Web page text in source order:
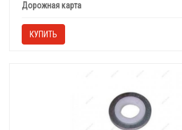
Дорожная карта
КУПИТЬ